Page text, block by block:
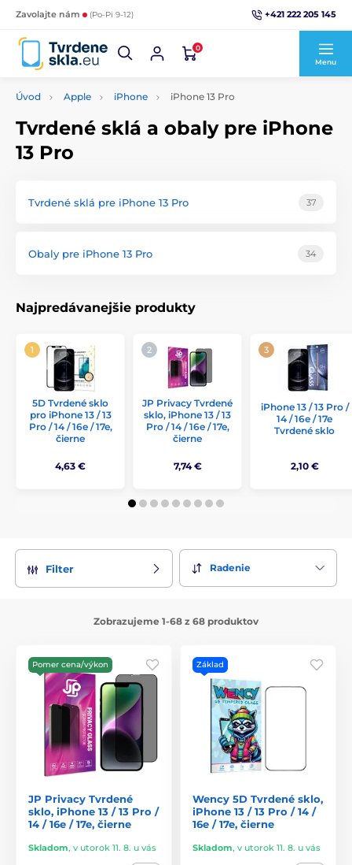
Zavolajte nám (Po-Pi 9-12) +421 222 205 145
0
Menu
Úvod Apple iPhone iPhone 13 Pro
Tvrdené sklá a obaly pre iPhone
13 Pro
Tvrdené sklá pre iPhone 13 Pro 37
Obaly pre iPhone 13 Pro 34
Najpredávanejšie produkty
5D Tvrdené sklo
pro iPhone 13 / 13
Pro / 14 / 16e / 17e,
čierne
4,63 €
JP Privacy Tvrdené
sklo, iPhone 13 / 13
Pro / 14 / 16e / 17e,
čierne
7,74 €
iPhone 13 / 13 Pro /
14 / 16e / 17e
Tvrdené sklo
2,10 €
Filter Radenie
Zobrazujeme 1-68 z 68 produktov
Pomer cena/výkon
JP Privacy Tvrdené
sklo, iPhone 13 / 13 Pro /
14 / 16e / 17e, čierne
Skladom, v utorok 11. 8. u vás
Základ
Wency 5D Tvrdené sklo,
iPhone 13 / 13 Pro / 14 /
16e / 17e, čierne
Skladom, v utorok 11. 8. u vás